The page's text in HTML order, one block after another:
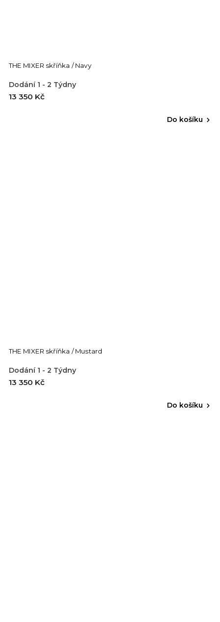
THE MIXER skříňka / Navy
Dodání 1 - 2 Týdny
13 350 Kč
Do košíku
THE MIXER skříňka / Mustard
Dodání 1 - 2 Týdny
13 350 Kč
Do košíku